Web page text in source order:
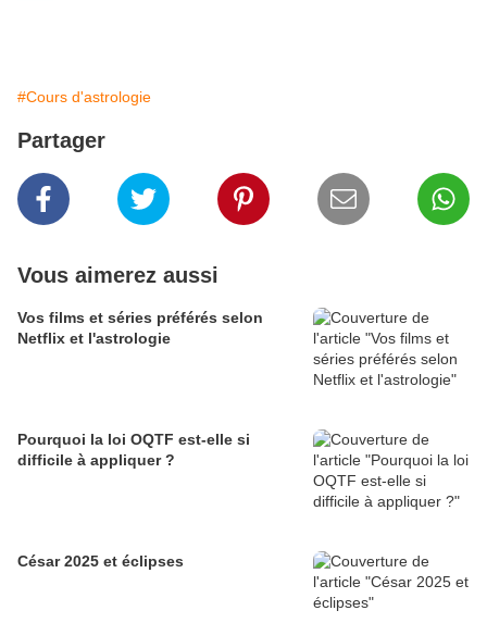
#Cours d'astrologie
Partager
Vous aimerez aussi
Vos films et séries préférés selon
Netflix et l'astrologie
Pourquoi la loi OQTF est-elle si
difficile à appliquer ?
César 2025 et éclipses